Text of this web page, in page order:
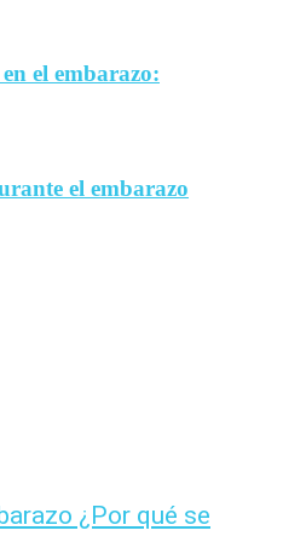
el embarazo:
el embarazo
¿Por qué se